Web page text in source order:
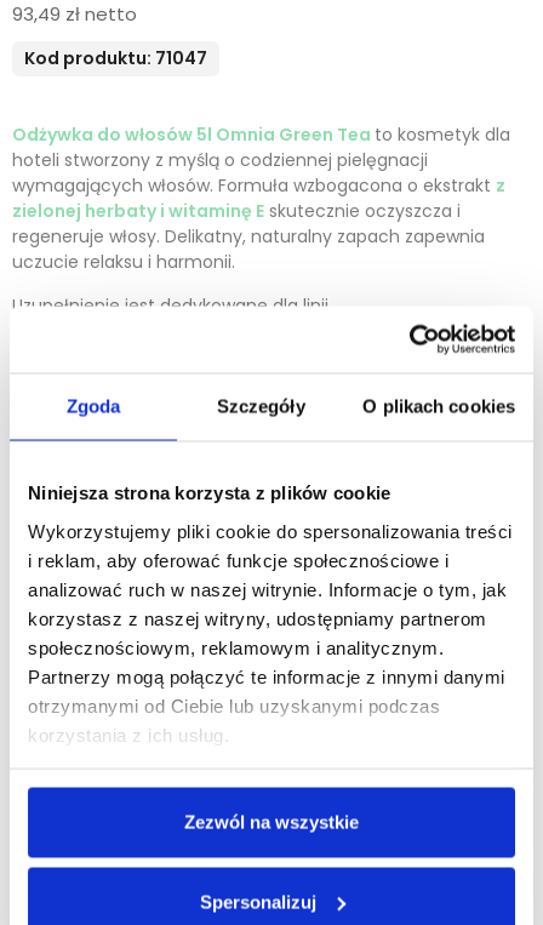
Zgoda Szczegóły O plikach cookies
Niniejsza strona korzysta z plików cookie
Wykorzystujemy pliki cookie do spersonalizowania treści
i reklam, aby oferować funkcje społecznościowe i
analizować ruch w naszej witrynie. Informacje o tym, jak
korzystasz z naszej witryny, udostępniamy partnerom
społecznościowym, reklamowym i analitycznym.
Partnerzy mogą połączyć te informacje z innymi danymi
otrzymanymi od Ciebie lub uzyskanymi podczas
korzystania z ich usług.
Zezwól na wszystkie
Spersonalizuj
93,49 zł netto
Kod produktu: 71047
Odżywka do włosów 5l Omnia Green Tea to kosmetyk dla
hoteli stworzony z myślą o codziennej pielęgnacji
wymagających włosów. Formuła wzbogacona o ekstrakt z
zielonej herbaty i witaminę E skutecznie oczyszcza i
regeneruje włosy. Delikatny, naturalny zapach zapewnia
uczucie relaksu i harmonii.
Uzupełnienie jest dedykowane dla linii
zmniejsza koszty, ogranicza odpady i umożliwia łatwe
jakość obsługi i zadowolenie gości! Pakowanie 4 szt./kart.
DODAJ DO KOSZYKA
Zobacz inne z tej linii